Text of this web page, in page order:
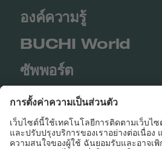
องค์ความรู้
BUCHI World
ซัพพอร์ต
Shop
Contact us